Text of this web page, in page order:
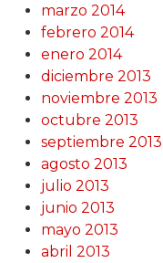
marzo 2014
febrero 2014
enero 2014
diciembre 2013
noviembre 2013
octubre 2013
septiembre 2013
agosto 2013
julio 2013
junio 2013
mayo 2013
abril 2013